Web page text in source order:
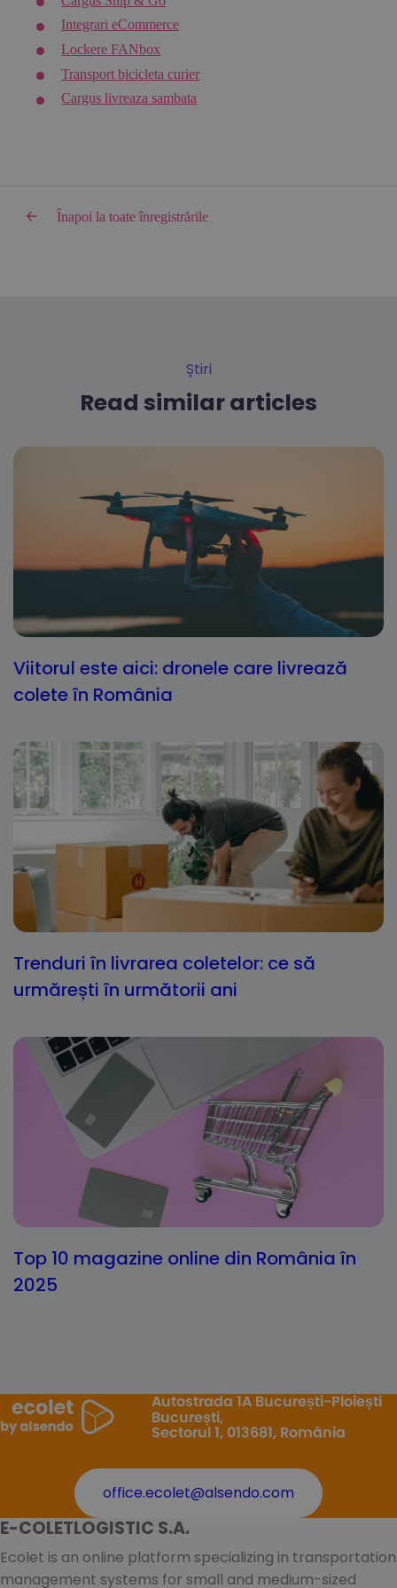
Integrari eCommerce
Lockere FANbox
Transport bicicleta curier
Cargus livreaza sambata
Înapoi la toate înregistrările
Știri
Read similar articles
Viitorul este aici: dronele care livrează
colete în România
Trenduri în livrarea coletelor: ce să
urmărești în următorii ani
Top 10 magazine online din România în
2025
Autostrada 1A București-Ploiești
București,
Sectorul 1, 013681, România
office.ecolet@alsendo.com
E-COLETLOGISTIC S.A.
Ecolet is an online platform specializing in transportation
management systems for small and medium-sized